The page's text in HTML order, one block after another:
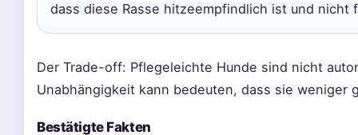
dass diese Rasse hitzeempfindlich ist und nicht
Der Trade-off: Pflegeleichte Hunde sind nicht
Unabhängigkeit kann bedeuten, dass sie weniger
Bestätigte Fakten